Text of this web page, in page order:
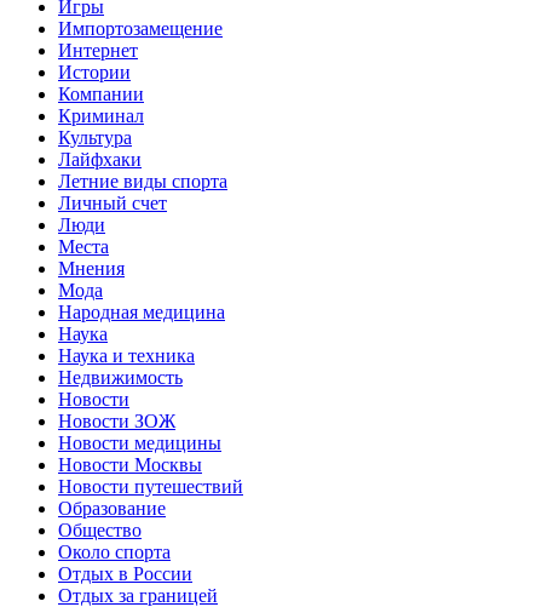
Игры
Импортозамещение
Интернет
Истории
Компании
Криминал
Культура
Лайфхаки
Летние виды спорта
Личный счет
Люди
Места
Мнения
Мода
Народная медицина
Наука
Наука и техника
Недвижимость
Новости
Новости ЗОЖ
Новости медицины
Новости Москвы
Новости путешествий
Образование
Общество
Около спорта
Отдых в России
Отдых за границей